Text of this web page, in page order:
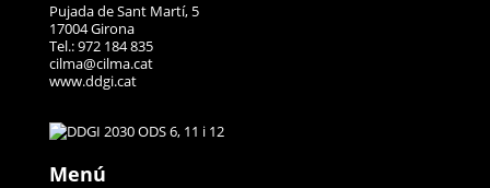
Pujada de Sant Martí, 5
17004 Girona
Tel.: 972 184 835
cilma@cilma.cat
www.ddgi.cat
Menú